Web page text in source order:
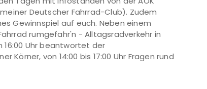
Deutscher Fahrrad-Club). Zudem
Gewinnspiel auf euch. Neben einem
rumgefahr'n - Alltagsradverkehr in
16:00 Uhr beantwortet der
Körner, von 14:00 bis 17:00 Uhr Fragen rund